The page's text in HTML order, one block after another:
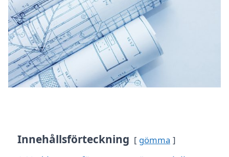
Innehållsförteckning gömma